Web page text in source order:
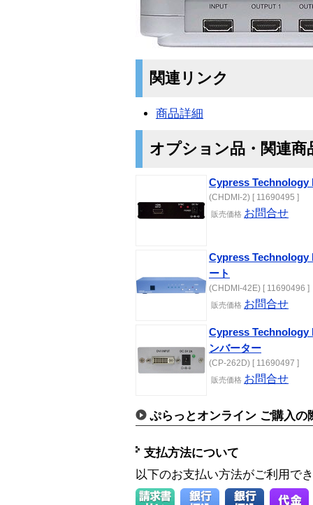
関連リンク
商品詳細
オプション品・関連商
Cypress
(CHDMI-2) [ 11690495 ]
販売価格 お問合せ
Cypress
ート
(CHDMI-42E) [ 11690496 ]
販売価格 お問合せ
Cypress
ンバーター
(CP-262D) [ 11690497 ]
販売価格 お問合せ
ぷらっとオンライン ご購入の
支払方法について
以下のお支払い方法がご利用で